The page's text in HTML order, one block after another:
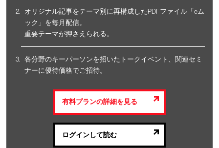
オリジナル記事をテーマ別に再構成したPDFファイル「eム
ック」を毎月配信。
重要テーマが押さえられる。
各分野のキーパーソンを招いたトークイベント、関連セミ
ナーに優待価格でご招待。
有料プランの詳細を見る
ログインして読む